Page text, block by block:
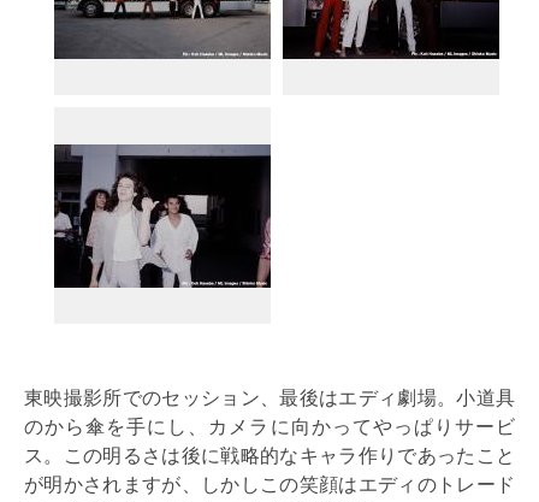
東映撮影所でのセッション、最後はエディ劇場。小道具
のから傘を手にし、カメラに向かってやっぱりサービ
ス。この明るさは後に戦略的なキャラ作りであったこと
が明かされますが、しかしこの笑顔はエディのトレード